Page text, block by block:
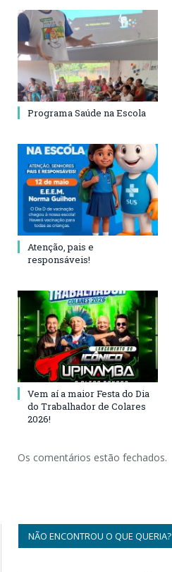
Programa Saúde na Escola
Atenção, pais e
responsáveis!
Vem aí a maior Festa do Dia
do Trabalhador de Colares
2026!
Os comentários estão fechados.
NÃO ENCONTROU O QUE QUERIA?